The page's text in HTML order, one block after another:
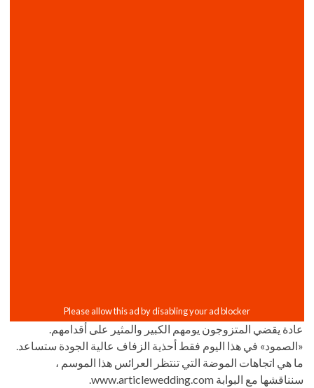
عادة يقضي المتزوجون يومهم الكبير والمثير على أقدامهم.
«الصمود» في هذا اليوم فقط أحذية الزفاف عالية الجودة ستساعد.
ما هي اتجاهات الموضة التي تنتظر العرائس هذا الموسم ،
سنناقشها مع البوابة www.articlewedding.com.